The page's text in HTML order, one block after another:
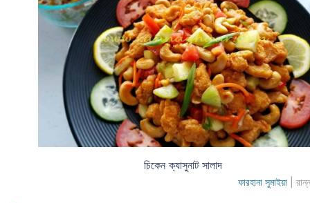
চিকেন ক্যাসুনাট সালাদ
ফারহানা সুমাইয়া |